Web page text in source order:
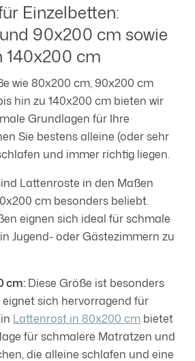
Einzelbetten:
90x200 cm sowie
140x200 cm
wie 80x200 cm, 90x200 cm
hin zu 140x200 cm bieten wir
Grundlagen für Ihre
Sie bestens alleine (oder sehr
und immer richtig liegen.
Lattenroste in den Maßen
cm besonders beliebt.
eignen sich ideal für schmale
Jugend- oder Gästezimmern zu
cm: Diese Größe ist besonders
sich hervorragend für
Lattenrost in 80x200 cm bietet
für schmalere Matratzen und
die alleine schlafen und eine